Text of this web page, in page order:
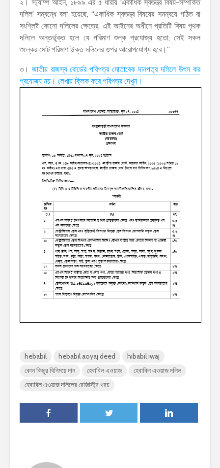
২। স্ট্যাম্প আইন, ১৮৯৯ এর ৫ ধারায় ‘একাধিক স্বতন্ত্র বিষয়-সম্পর্কিত
দলিল’ সম্বন্ধে বলা হয়েছে, “একাধিক স্বতন্ত্র বিষয়ের সমন্বয়ে গঠিত বা
সংশ্লিষ্ট কোনো দলিলের ক্ষেত্রে, এই আইনের অধীনে প্রতিটি বিষয় পৃথক
দলিলে অন্তর্ভুক্ত হলে যে পরিমাণ শুল্ক প্রযোজ্য হতো, সেই সকল
শুল্কের মোট পরিমাণ উক্ত দলিলের ওপর আরোপযোগ্য হবে।”
৩। জাতীয় রাজস্ব বোর্ডের পরিপত্র মোতাবেক দানপত্র দলিলে উৎস কর
প্রযোজ্য নয়। লেখায় ক্লিক করে পরিপত্র দেখুন।
hebabil hebabil aoyaj deed
hibabil iwaj
কোন কিছুর বিনিময়ে দান
হেবাবিল এওয়াজ
হেবাবিল এওয়াজ দলিল
হেবাবিল এওয়াজ দলিলের রেজিস্ট্রি খরচ